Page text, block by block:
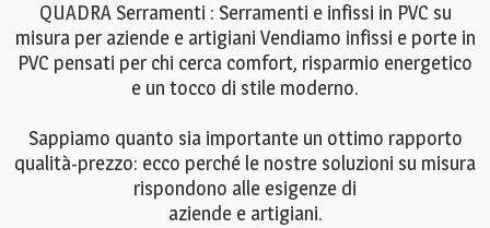
QUADRA Serramenti : Serramenti e infissi in PVC su
misura per aziende e artigiani Vendiamo infissi e porte in
PVC pensati per chi cerca comfort, risparmio energetico
e un tocco di stile moderno.
Sappiamo quanto sia importante un ottimo rapporto
qualità-prezzo: ecco perché le nostre soluzioni su misura
rispondono alle esigenze di
aziende e artigiani.